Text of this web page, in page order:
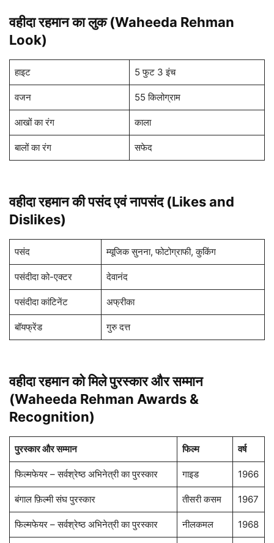
वहीदा रहमान का लुक (Waheeda Rehman
Look)
हाइट 5 फुट 3 इंच
वजन 55 किलोग्राम
आखों का रंग काला
बालों का रंग सफेद
वहीदा रहमान की पसंदएवं नापसंद (Likes and
Dislikes)
पसंद म्यूजिक सुनना, फोटोग्राफी, कुकिंग
पसंदीदा को-एक्टर देवानंद
पसंदीदा कांटिनेंट अफ्रीका
बॉयफ्रेंड गुरु दत्त
वहीदा रहमान को मिले पुरस्कार और सम्मान
(Waheeda Rehman Awards &
Recognition)
पुरस्कार और सम्मान फिल्म वर्ष
फिल्मफेयर – सर्वश्रेष्ठ अभिनेत्री का पुरस्कार गाइड 1966
बंगाल फ़िल्मी संघ पुरस्कार तीसरी कसम 1967
फिल्मफेयर – सर्वश्रेष्ठ अभिनेत्री का पुरस्कार नीलकमल 1968